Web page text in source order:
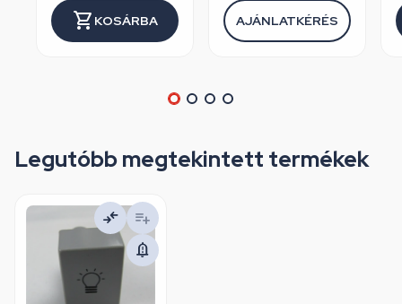
KOSÁRBA AJÁNLATKÉRÉS
Legutóbb megtekintett termékek